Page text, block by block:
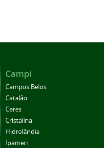
Campi
Campos Belos
Catalão
Ceres
Cristalina
Hidrolândia
Ipameri